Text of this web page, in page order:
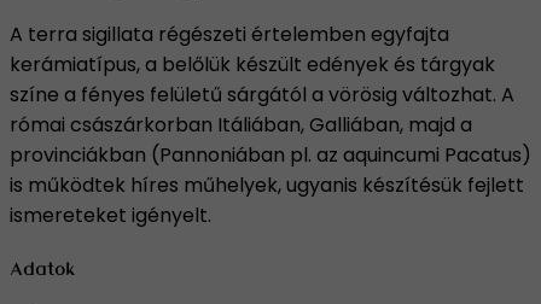
A terra sigillata régészeti értelemben egyfajta
kerámiatípus, a belőlük készült edények és tárgyak
színe a fényes felületű sárgától a vörösig változhat. A
római császárkorban Itáliában, Galliában, majd a
provinciákban (Pannoniában pl. az aquincumi Pacatus)
is működtek híres műhelyek, ugyanis készítésük fejlett
ismereteket igényelt.
Adatok